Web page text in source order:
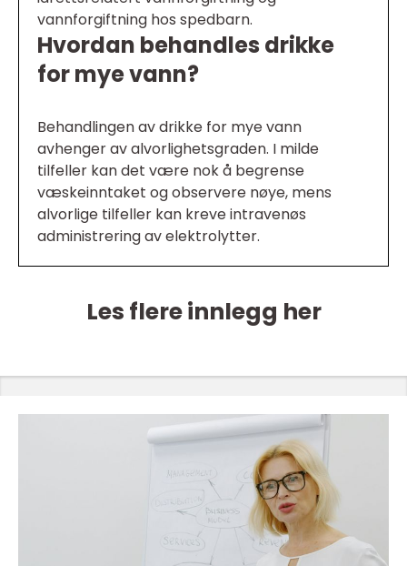
vannforgiftning hos spedbarn.
Hvordan behandles drikke
for mye vann?
Behandlingen av drikke for mye vann
avhenger av alvorlighetsgraden. I milde
tilfeller kan det være nok å begrense
væskeinntaket og observere nøye, mens
alvorlige tilfeller kan kreve intravenøs
administrering av elektrolytter.
Les flere innlegg her